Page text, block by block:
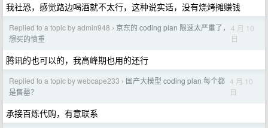
我社恐，感觉路边喝酒就不太行，这种说实话，没有烧烤摊赚钱
Replied to a topic by admin948 › 京东的 coding plan 限速太严重了，
想买的慎重
4 月 10
日
腾讯的也可以的，我高峰期也用的还行
Replied to a topic by webcape233 › 国产大模型 coding plan 每个都
是售罄？
4 月 10
日
承接百炼代购，有意联系